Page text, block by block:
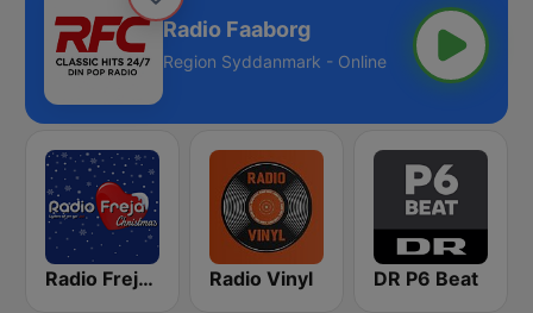
Radio Faaborg
Region Syddanmark - Online
Radio Freja Christmas (jul) Radio Vinyl DR P6 Beat